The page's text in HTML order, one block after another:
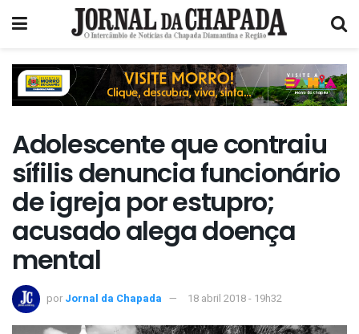
Adolescente que contraiu
sífilis denuncia funcionário
de igreja por estupro;
acusado alega doença
mental
por Jornal da Chapada 18 abril 2018 - 19h32